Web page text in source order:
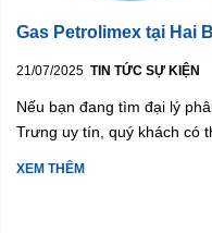
Gas Petrolimex tại Hai
21/07/2025 TIN TỨC SỰ KIỆN
Nếu bạn đang tìm đại lý
Trưng uy tín, quý khách có
XEM THÊM